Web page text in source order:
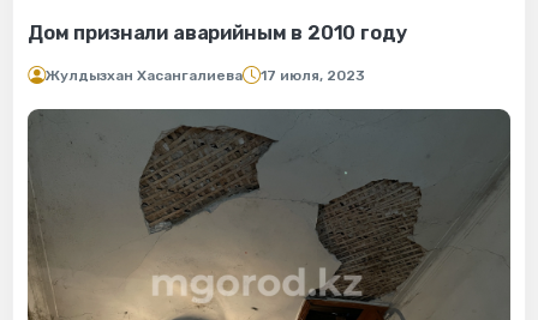
Дом признали аварийным в 2010 году
Жулдызхан Хасангалиева 17 июля, 2023